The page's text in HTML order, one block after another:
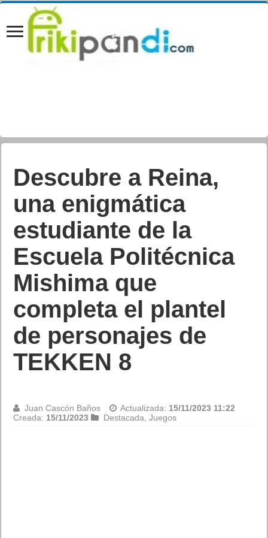
Descubre a Reina,
una enigmática
estudiante de la
Escuela Politécnica
Mishima que
completa el plantel
de personajes de
TEKKEN 8
Juan Cascón Baños Actualizada: 15/11/2023 11:22
Creada: 15/11/2023 Destacada ,Juegos